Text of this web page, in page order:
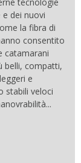
dei nuovi
la fibra di
consentito
catamarani
belli, compatti,
e
stabili veloci